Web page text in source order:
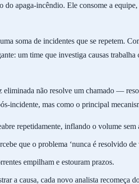
do apaga-incêndio. Ele consome a
soma de incidentes que se repetem.
um time que investiga causas
eliminada não resolve um chamado —
incidente, mas como o principal
repetidamente, inflando o volume sem
que o problema ‘nunca é resolvido de
empilham e estouram prazos.
a causa, cada novo analista recomeça